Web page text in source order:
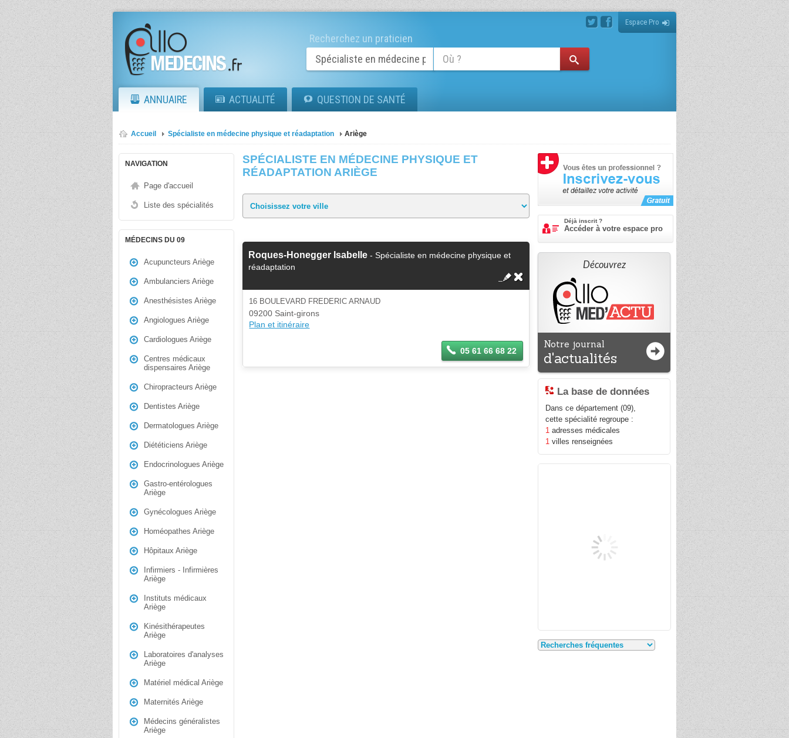
Espace Pro
Recherchez un praticien
ANNUAIRE ACTUALITÉ QUESTION DE SANTÉ
Accueil Spécialiste en médecine physique et réadaptation Ariège
NAVIGATION
Page d'accueil
Liste des spécialités
MÉDECINS DU 09
Acupuncteurs Ariège
Ambulanciers Ariège
Anesthésistes Ariège
Angiologues Ariège
Cardiologues Ariège
Centres médicaux
dispensaires Ariège
Chiropracteurs Ariège
Dentistes Ariège
Dermatologues Ariège
Diététiciens Ariège
Endocrinologues Ariège
Gastro-entérologues
Ariège
Gynécologues Ariège
Homéopathes Ariège
Hôpitaux Ariège
Infirmiers - Infirmières
Ariège
Instituts médicaux
Ariège
Kinésithérapeutes
Ariège
Laboratoires d'analyses
Ariège
Matériel médical Ariège
Maternités Ariège
Médecins généralistes
Ariège
SPÉCIALISTE EN MÉDECINE PHYSIQUE ET
RÉADAPTATION ARIÈGE
Roques-Honegger Isabelle - Spécialiste en médecine physique et
réadaptation
16 BOULEVARD FREDERIC ARNAUD
09200 Saint-girons
Plan et itinéraire
05 61 66 68 22
Déjà inscrit ?
Accéder à votre espace pro
Découvrez
Notre journal
d'actualités
La base de données
Dans ce département (09),
cette spécialité regroupe :
1 adresses médicales
1 villes renseignées